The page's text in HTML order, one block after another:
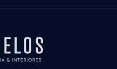
em São Paulo
de Apartamento
Residencial